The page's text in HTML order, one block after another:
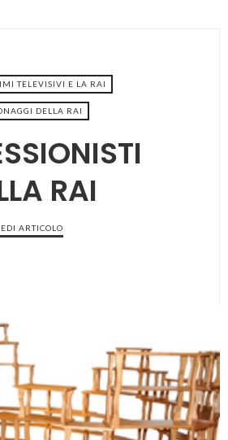
TELEVISIVI E LA RAI
DELLA RAI
RAI
ARTICOLO